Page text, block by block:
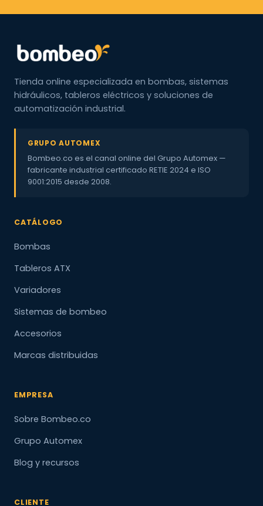
Tienda online especializada en bombas, sistemas
hidráulicos, tableros eléctricos y soluciones de
automatización industrial.
GRUPO AUTOMEX
Bombeo.co es el canal online del Grupo Automex —
fabricante industrial certificado RETIE 2024 e ISO
9001:2015 desde 2008.
CATÁLOGO
Bombas
Tableros ATX
Variadores
Sistemas de bombeo
Accesorios
Marcas distribuidas
EMPRESA
Sobre Bombeo.co
Grupo Automex
Blog y recursos
CLIENTE